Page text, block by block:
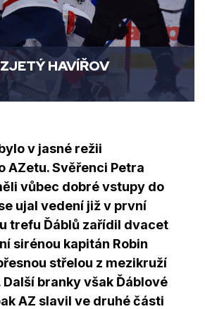
HAVÍŘOV
v jasné režii
AZetu. Svěřenci Petra
vůbec dobré vstupy do
ujal vedení již v první
trefu Ďáblů zařídil dvacet
sirénou kapitán Robin
střelou z mezikruží
Další branky však Ďáblové
AZ slavil ve druhé části